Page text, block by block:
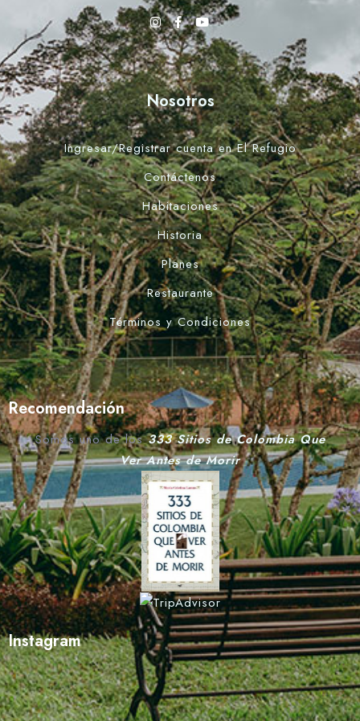
Nosotros
Ingresar/Registrar cuenta en El Refugio
Contáctenos
Habitaciones
Historia
Planes
Restaurante
Términos y Condiciones
Recomendación
Somos uno de los333 Sitios de Colombia Que
Ver Antes de Morir
Instagram